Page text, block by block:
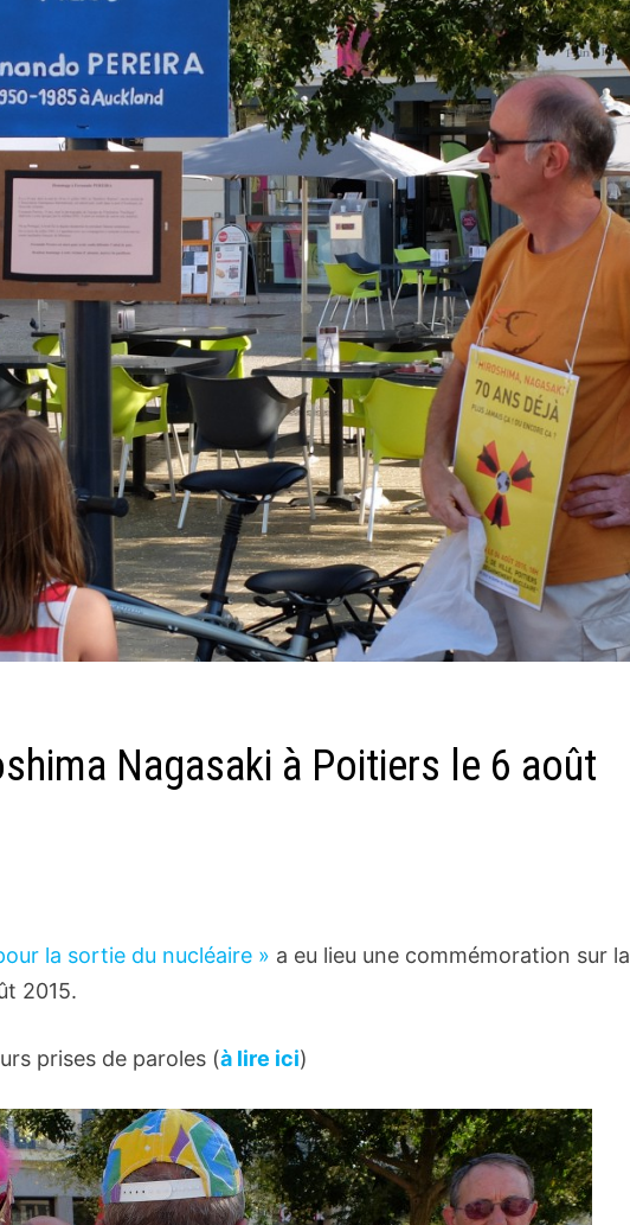
Nagasaki à Poitiers le 6 août
la sortie du nucléaire » a eu lieu une commémoration sur la
2015.
prises de paroles (à lire ici)